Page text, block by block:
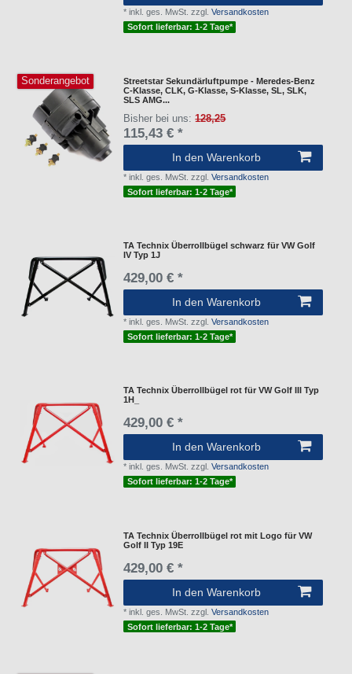
*inkl. ges. MwSt. zzgl.Versandkosten
Sofort lieferbar: 1-2 Tage*
Sonderangebot
Streetstar Sekundärluftpumpe - Meredes-Benz
C-Klasse, CLK, G-Klasse, S-Klasse, SL, SLK,
SLS AMG...
Bisher bei uns:128,25
115,43 € *
In den Warenkorb
*inkl. ges. MwSt. zzgl.Versandkosten
Sofort lieferbar: 1-2 Tage*
TA Technix Überrollbügel schwarz für VW Golf
IV Typ 1J
429,00 € *
In den Warenkorb
*inkl. ges. MwSt. zzgl.Versandkosten
Sofort lieferbar: 1-2 Tage*
TA Technix Überrollbügel rot für VW Golf III Typ
1H_
429,00 € *
In den Warenkorb
*inkl. ges. MwSt. zzgl.Versandkosten
Sofort lieferbar: 1-2 Tage*
TA Technix Überrollbügel rot mit Logo für VW
Golf II Typ 19E
429,00 € *
In den Warenkorb
*inkl. ges. MwSt. zzgl.Versandkosten
Sofort lieferbar: 1-2 Tage*